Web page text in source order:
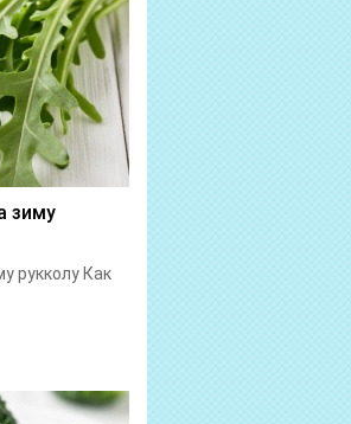
зиму
рукколу Как